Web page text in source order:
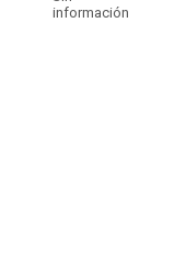
información